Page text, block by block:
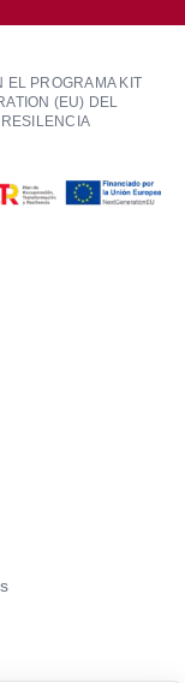
EL PROGRAMA KIT
(EU) DEL